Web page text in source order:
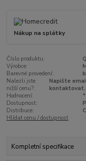
Nákup na splátky
Číslo produktu:
Výrobce:
Barevné provedení:
Nalezli jste
nižší cenu?:
Napište
kontaktovat.
Hodnocení:
Dostupnost:
Distribuce:
Hlídat cenu / dostupnost
Kompletní specifikace